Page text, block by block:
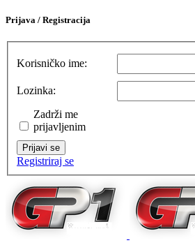
Prijava / Registracija
Korisničko ime:
Lozinka:
Zadrži me
prijavljenim
Prijavi se
Registriraj se